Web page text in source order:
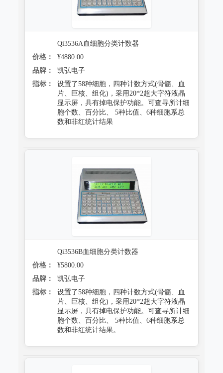
Qi3536A血细胞分类计数器
价格：
¥4880.00
品牌：
凯弘电子
指标：
设置了58种细胞，四种计数方式(骨髓、血
片、巨核、组化)，采用20*2超大字符液晶
显示屏，具有掉电保护功能。可查寻所计细
胞个数、百分比、 5种比值、6种细胞系总
数和非红统计结果
Qi3536B血细胞分类计数器
价格：
¥5800.00
品牌：
凯弘电子
指标：
设置了58种细胞，四种计数方式(骨髓、血
片、巨核、组化)，采用20*2超大字符液晶
显示屏，具有掉电保护功能。可查寻所计细
胞个数、百分比、 5种比值、6种细胞系总
数和非红统计结果。